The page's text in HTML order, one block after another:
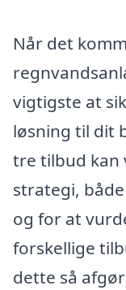
Når det
vigtigste at
løsning til dit
tre tilbud kan
strategi,
og for at
forskellige
dette så